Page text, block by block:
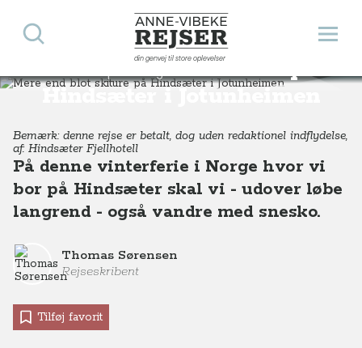
Anne-Vibeke Rejser
din genvej til store oplevelser
Åbn
Søg
Mere end blot skiture på
Hindsæter i Jotunheimen
Destinationer Europa Norge Mere end blot skiture på Hindsæter Fjellhotell, Norge
Bemærk: denne rejse er betalt, dog uden redaktionel indflydelse,
af: Hindsæter Fjellhotell
På denne vinterferie i Norge hvor vi
bor på Hindsæter skal vi - udover løbe
langrend - også vandre med snesko.
Thomas Sørensen
Rejseskribent
Tilføj favorit